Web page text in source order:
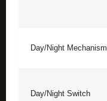
Day/Night Mechanism
Day/Night Switch